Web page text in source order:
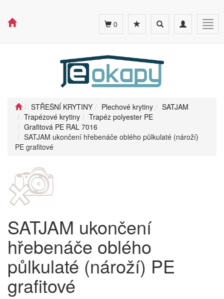
Toggle
navigation
Toggle
search
0
STŘEŠNÍ KRYTINY Plechové krytiny
SATJAM
Trapézové krytiny
Trapéz polyester PE
Grafitová PE RAL 7016
SATJAM ukončení hřebenáče oblého půlkulaté (nároží)
PE grafitové
SATJAM ukončení
hřebenáče oblého
půlkulaté (nároží) PE
grafitové